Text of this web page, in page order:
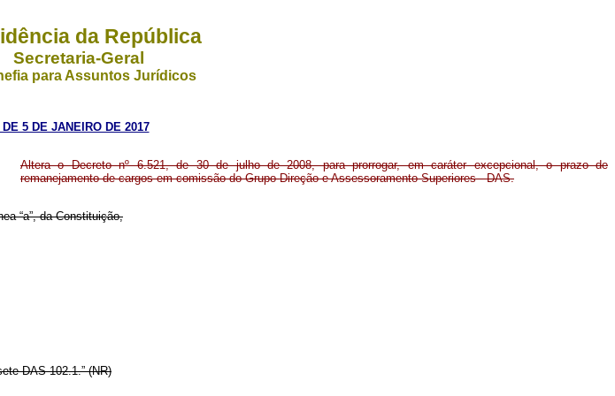
da República
Secretaria-Geral
para Assuntos Jurídicos
DE 5 DE JANEIRO DE 2017
Altera o Decreto nº 6.521, de 30 de julho de 2008, para prorrogar, em caráter excepcional, o prazo de
remanejamento de cargos em comissão do Grupo-Direção e Assessoramento Superiores - DAS.
“a”, da Constituição,
DAS 102.1.” (NR)